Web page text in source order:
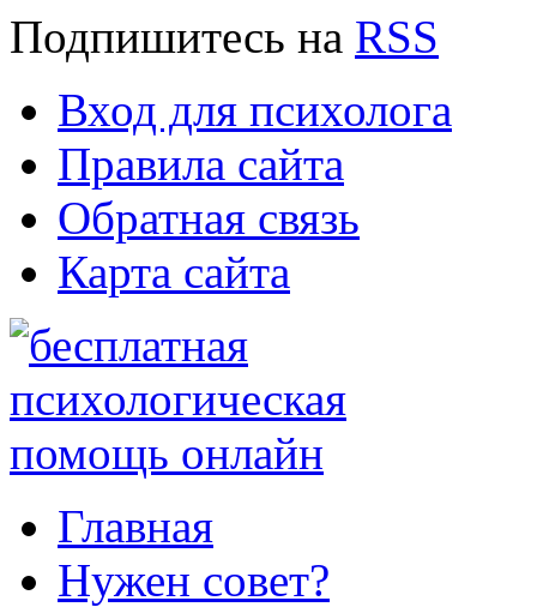
Подпишитесь на RSS
Вход для психолога
Правила сайта
Обратная связь
Карта сайта
Главная
Нужен совет?